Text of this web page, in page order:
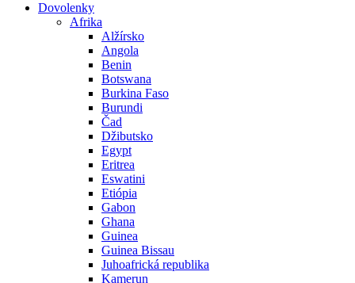
Dovolenky
Afrika
Alžírsko
Angola
Benin
Botswana
Burkina Faso
Burundi
Čad
Džibutsko
Egypt
Eritrea
Eswatini
Etiópia
Gabon
Ghana
Guinea
Guinea Bissau
Juhoafrická republika
Kamerun